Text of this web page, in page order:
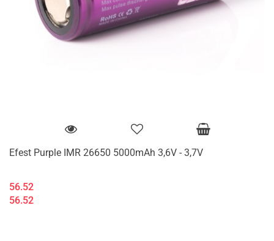
Efest Purple IMR 26650 5000mAh 3,6V - 3,7V
56.52
56.52